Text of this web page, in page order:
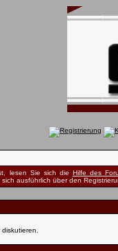
lesen Sie sich die Hilfe des
sich ausführlich über den